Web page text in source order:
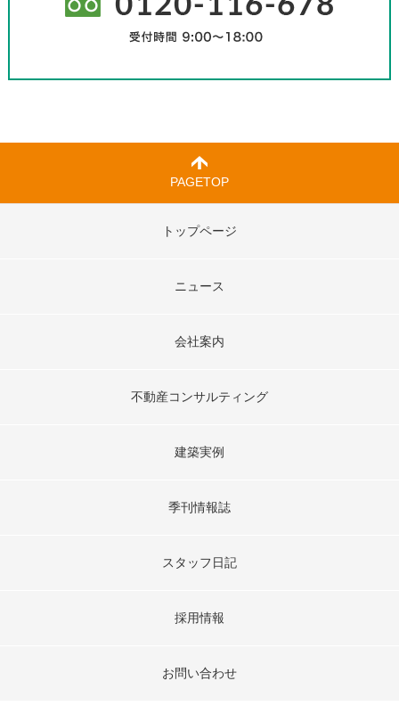
PAGETOP
トップページ
ニュース
会社案内
不動産コンサルティング
建築実例
季刊情報誌
スタッフ日記
採用情報
お問い合わせ